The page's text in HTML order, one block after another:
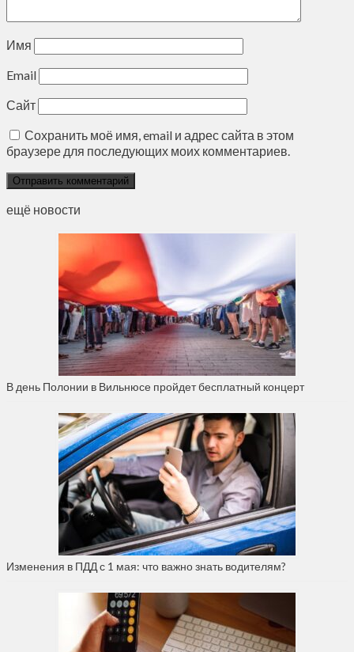
Имя
Email
Сайт
Сохранить моё имя, email и адрес сайта в этом
браузере для последующих моих комментариев.
ещё новости
В день Полонии в Вильнюсе пройдет бесплатный концерт
Изменения в ПДД с 1 мая: что важно знать водителям?